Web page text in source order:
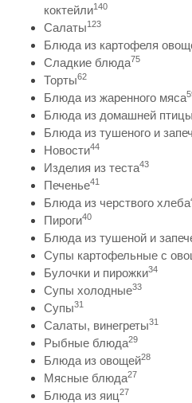
коктейли140
Салаты123
Блюда из картофеля
Сладкие блюда75
Торты62
Блюда из жаренного мяса
Блюда из домашней
Блюда из тушеного и
Новости44
Изделия из теста43
Печенье41
Блюда из черствого хлеба
Пироги40
Блюда из тушеной и
Супы картофельные с
Булочки и пирожки34
Супы холодные33
Супы31
Салаты, винегреты31
Рыбные блюда29
Блюда из овощей28
Мясные блюда27
Блюда из яиц27